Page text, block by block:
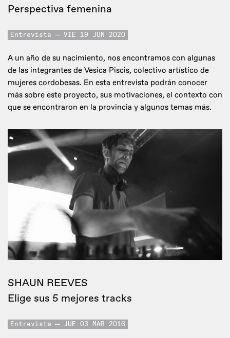
Perspectiva femenina
Entrevista VIE 19 JUN 2020
A un año de su nacimiento, nos encontramos con algunas
de las integrantes de Vesica Piscis, colectivo artístico de
mujeres cordobesas. En esta entrevista podrán conocer
más sobre este proyecto, sus motivaciones, el contexto con
que se encontraron en la provincia y algunos temas más.
SHAUN REEVES
Elige sus 5 mejores tracks
Entrevista JUE 03 MAR 2016